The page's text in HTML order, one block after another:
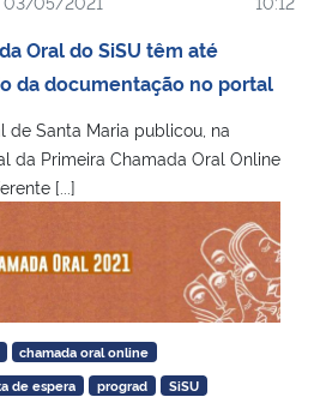
Oral do SiSU têm até
da documentação no portal
de Santa Maria publicou, na
da Primeira Chamada Oral Online
[...]
chamada oral online
de espera prograd SiSU